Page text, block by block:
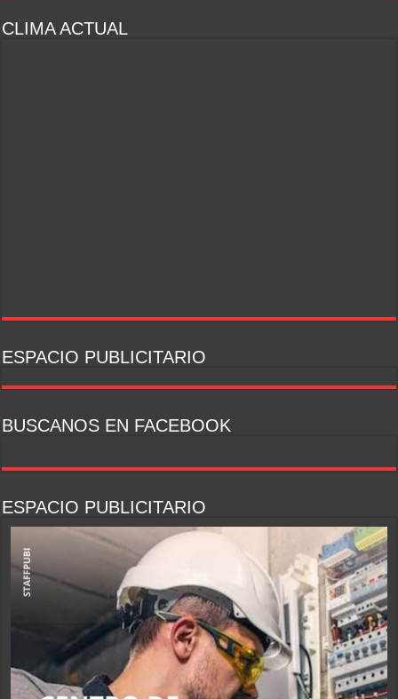
CLIMA ACTUAL
ESPACIO PUBLICITARIO
BUSCANOS EN FACEBOOK
ESPACIO PUBLICITARIO